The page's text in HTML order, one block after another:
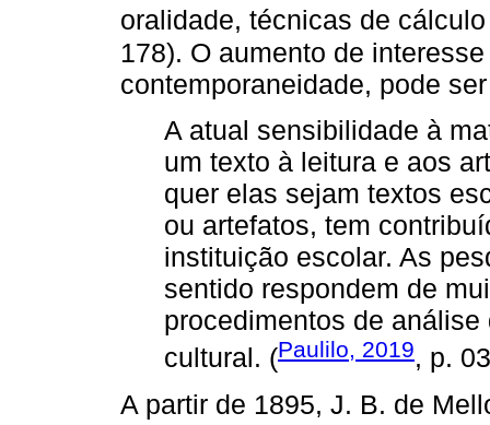
oralidade, técnicas de cálculo
178). O aumento de
contemporaneidade, pode
A atual sensibilidade à
um texto à leitura e aos
quer elas sejam textos
ou artefatos, tem
instituição escolar. As
sentido respondem de
procedimentos de
cultural. (Paulilo, 2019, p.
A partir de 1895, J. B. de